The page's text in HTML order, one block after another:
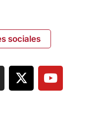
sociales